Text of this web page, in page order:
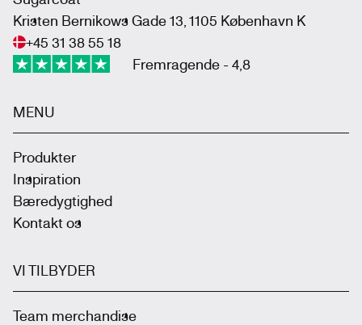
Kristen Bernikows Gade 13, 1105 København K
+45 31 38 55 18
Fremragende - 4,8
MENU
Produkter
Inspiration
Bæredygtighed
Kontakt os
VI TILBYDER
Team merchandise